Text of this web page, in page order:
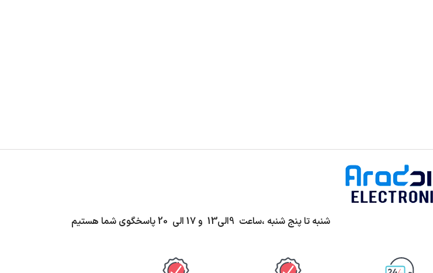
شنبه تا پنج شنبه ،ساعت 9الی13 و 17 الی 20 پاسخگوی شما هستیم